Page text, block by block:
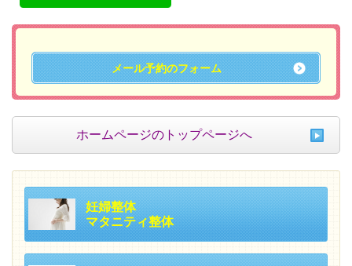
メール予約のフォーム
ホームページのトップページへ
妊婦整体
マタニティ整体